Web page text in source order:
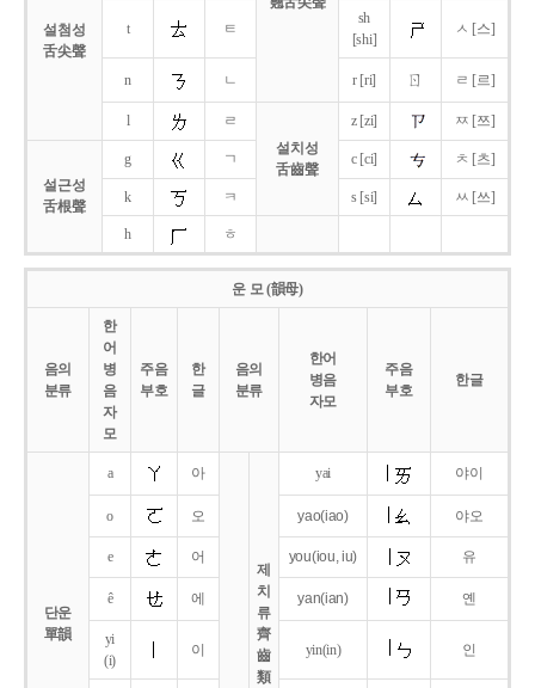
설첨성
舌尖聲
t ㅌ
sh
[shi]
ㅅ [스]
n ㄴ r [ri] ㄖ ㄹ [르]
l
ㄹ
설치성
舌齒聲
z [zi] ㅉ [쯔]
설근성
舌根聲
g ㄱ c [ci] ㅊ [츠]
k ㅋ s [si] ㅆ [쓰]
h ㅎ
운 모 (韻母)
음의
분류
한
어
병
음
자
모
주음
부호
한
글
음의
분류
한어
병음
자모
주음
부호
한글
단운
單韻
a 아
제
치
류
齊
齒
類
yai 야이
o 오 yao(iao) 야오
e 어 you(iou,iu) 유
ê 에 yan(ian) 옌
yi
(i)
이 yin(in) 인